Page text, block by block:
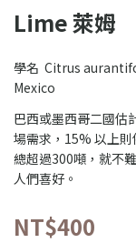
Lime 萊姆
學名 Citrus
Mexico
巴西或墨西哥二國估
場需求，15% 以上
總超過300噸，就不
人們喜好。
NT$400